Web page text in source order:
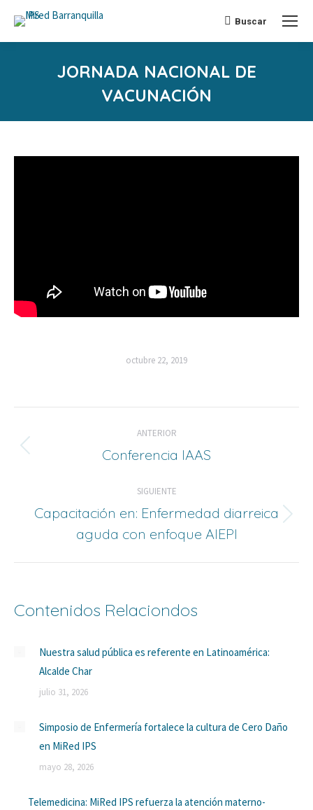
Buscar:
Buscar
JORNADA NACIONAL DE
VACUNACIÓN
octubre 22, 2019
de
ANTERIOR
Entrada
Conferencia IAAS
SIGUIENTE
Siguiente
entrada:
Capacitación en: Enfermedad diarreica
aguda con enfoque AIEPI
Contenidos Relaciondos
Nuestra salud pública es referente en Latinoamérica:
Alcalde Char
julio 31, 2026
Simposio de Enfermería fortalece la cultura de Cero Daño
en MiRed IPS
mayo 28, 2026
Telemedicina: MiRed IPS refuerza la atención materno-